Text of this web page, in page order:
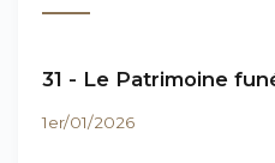
31 - Le Patrimoine
1er/01/2026